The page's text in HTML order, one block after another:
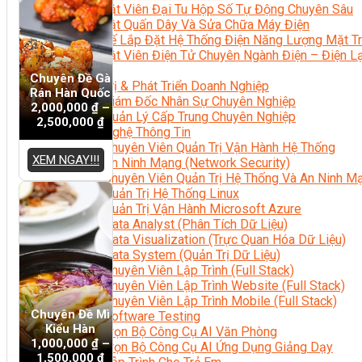
Kỹ Thuật Viên Đại Tu Hộp Số Tự Động Chuyên Sâu
Kỹ Thuật Quấn Dây Và Sửa Chữa Máy Điện
Thiết Kế Lắp Đặt Hệ Thống Điện Năng Lượng Mặt
Kỹ Thuật Viên Điện Tử Chuyên Ngành Điện – Điện
Ngành Khác
Quản Trị & Phát Triển Doanh Nghiệp
Giám Đốc Nhân Sự Chuyên Nghiệp
Quản Lý Cấp Trung Chuyên Nghiệp
Công Nghệ Thông Tin
Chuyên Viên Quản Trị Vận Hành Hệ Thống
An Ninh Mạng (Network Security)
Chuyên Viên Quản Trị Hệ Thống Và An Ninh
Quản Trị Hệ Thống Linux
Quản Trị Vận Hành Microsoft Azure
Data Analyst (Phân Tích Dữ Liệu)
Data Visualization (Trực Quan Hóa Dữ Liệu)
Data System (Quản Trị Dữ Liệu)
Chuyên Viên Lập Trình (Full Stack)
Chuyên Viên Lập Trình Website (Full Stack)
Chuyên Viên Lập Trình Mobile (Full Stack)
Software Testing
Trọn Bộ Công Cụ AI Văn Phòng
Trọn Bộ Công Cụ AI Ứng Dụng Giảng Dạy
Chuyên Đề Gà
Rán Hàn Quốc
2,000,000 ₫–
2,500,000 ₫
XEM NGAY!!!
Chuyên Đề Mì
Kiểu Hàn
1,000,000₫–
1,500,000 ₫